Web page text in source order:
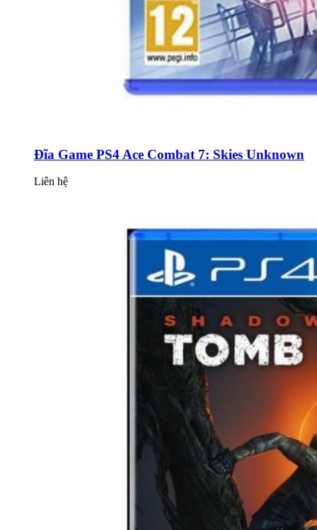
Đĩa Game PS4 Ace Combat 7: Skies Unknown
Liên hệ